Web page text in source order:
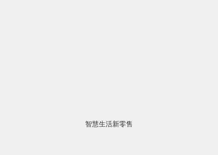
智慧生活新零售